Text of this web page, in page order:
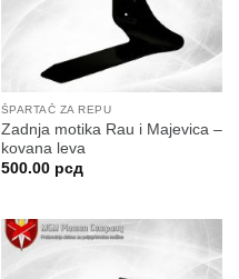
ŠPARTAČ ZA REPU
Zadnja motika Rau i Majevica –
kovana leva
500.00 рсд